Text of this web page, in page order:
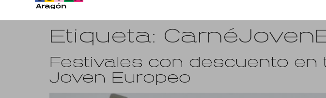
Etiqueta:
Festivales con descuento
Joven Europeo